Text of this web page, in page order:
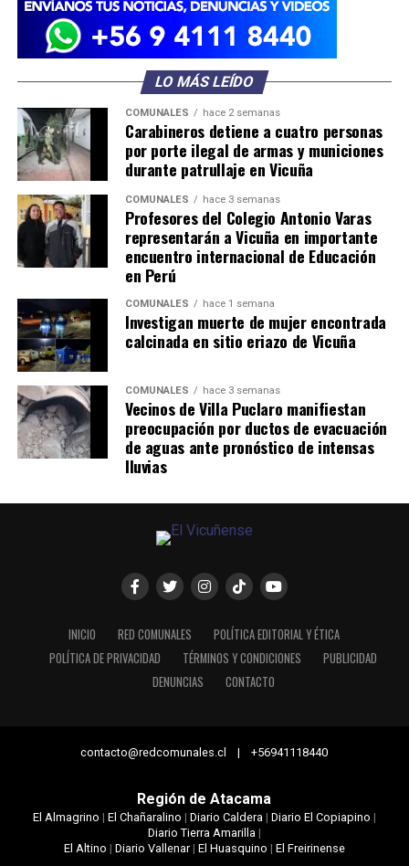
LO MÁS LEÍDO
COMUNALES hace 2 semanas
Carabineros detiene a cuatro personas
por porte ilegal de armas y municiones
durante patrullaje en Vicuña
COMUNALES hace 3 semanas
Profesores del Colegio Antonio Varas
representarán a Vicuña en importante
encuentro internacional de Educación
en Perú
COMUNALES hace 1 semana
Investigan muerte de mujer encontrada
calcinada en sitio eriazo de Vicuña
COMUNALES hace 3 semanas
Vecinos de Villa Puclaro manifiestan
preocupación por ductos de evacuación
de aguas ante pronóstico de intensas
lluvias
INICIO RED COMUNALES
POLÍTICA EDITORIAL Y ÉTICA
POLÍTICA DE PRIVACIDAD
TÉRMINOS Y CONDICIONES
PUBLICIDAD
DENUNCIAS
CONTACTO
contacto@redcomunales.cl | +56941118440
Región de Atacama
El Almagrino | El Chañaralino | Diario Caldera | Diario El Copiapino |
Diario Tierra Amarilla |
El Altino | Diario Vallenar| El Huasquino | El Freirinense